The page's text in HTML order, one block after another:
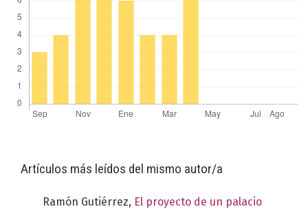
Artículos más leídos del mismo autor/a
Ramón Gutiérrez, El proyecto de un palacio